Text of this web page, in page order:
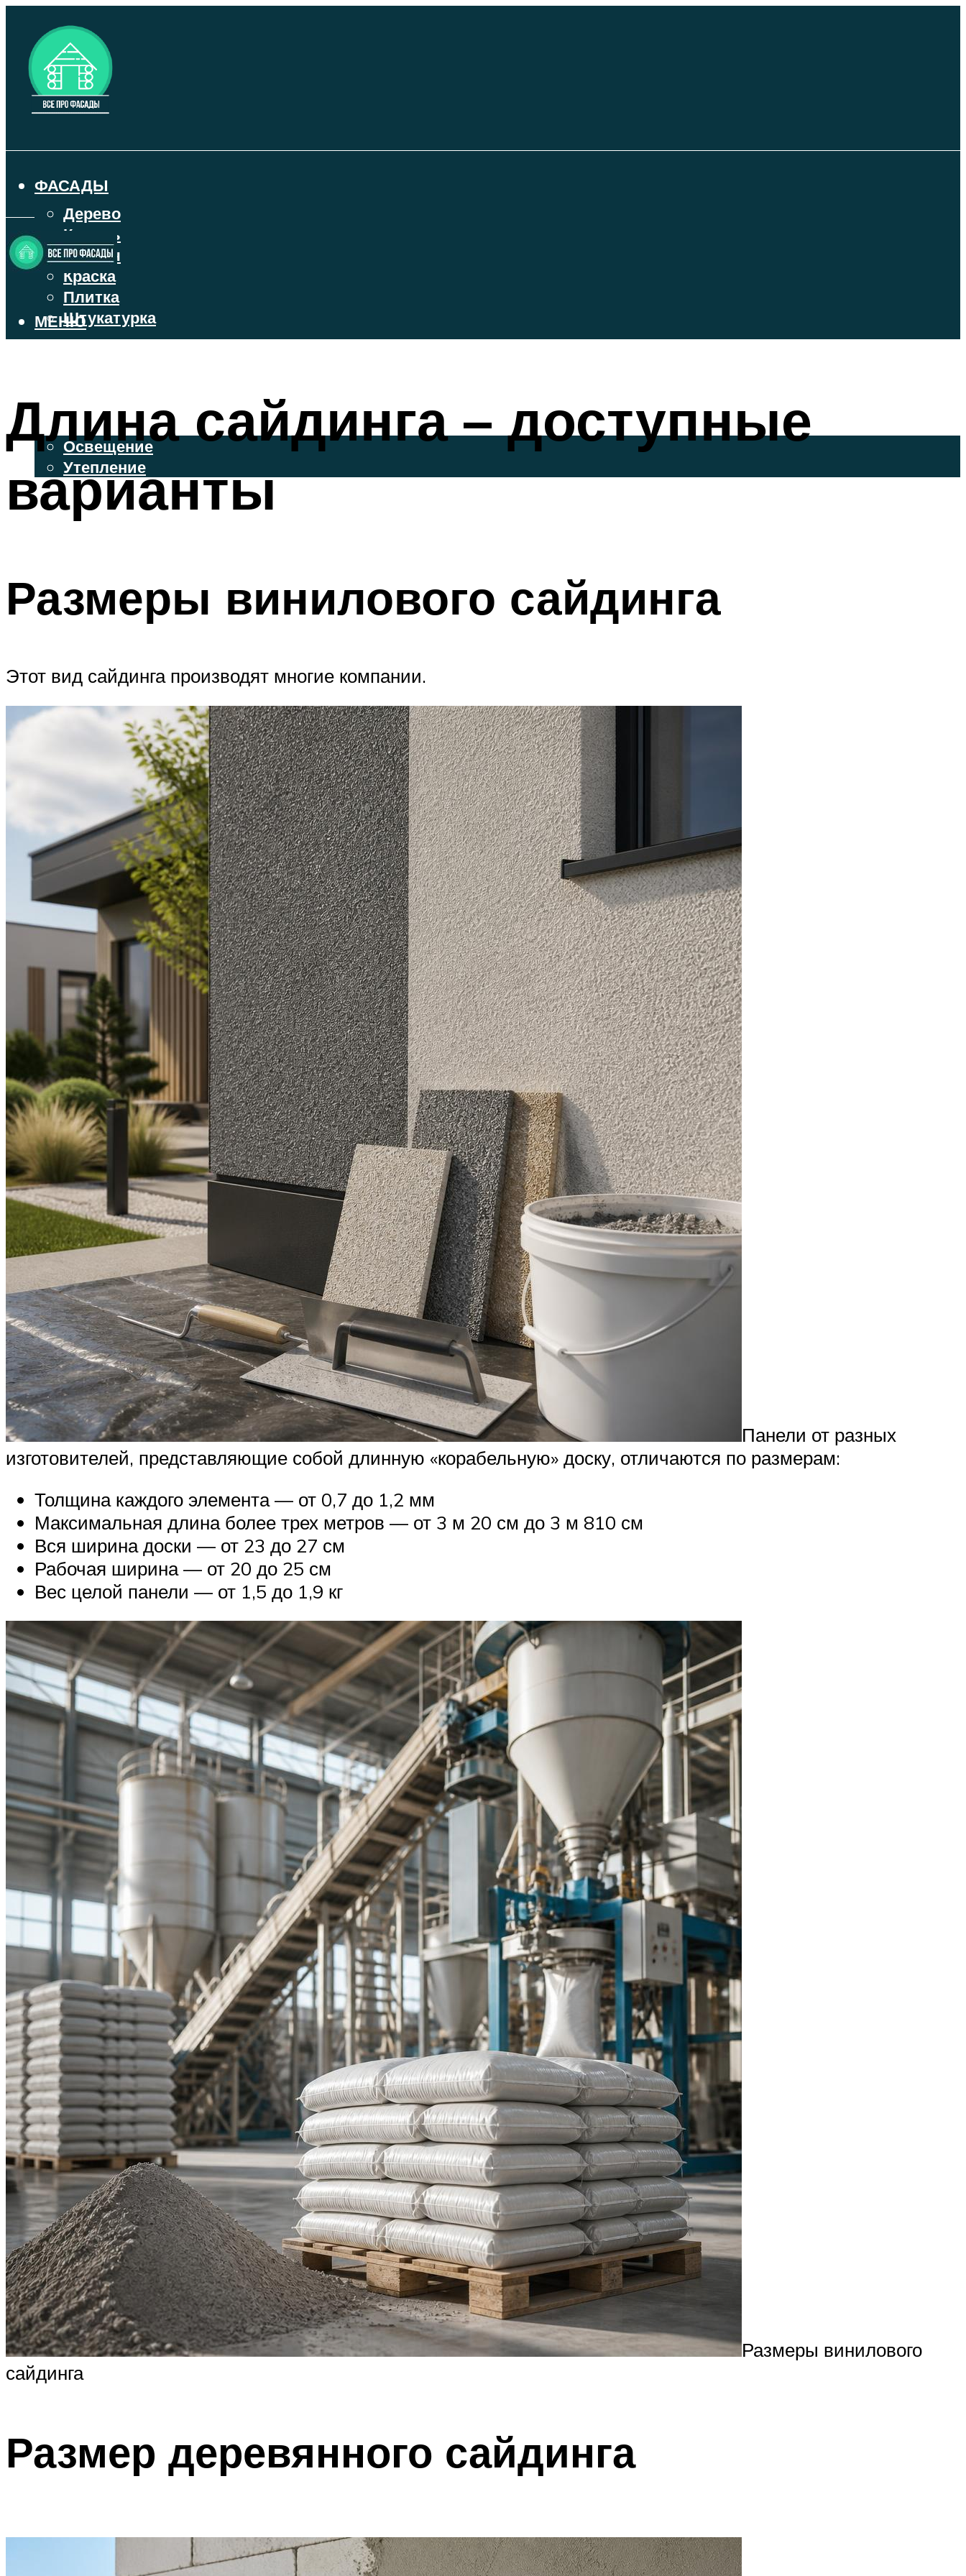
ФАСАДЫ
Дерево
Камень
Кирпич
Краска
Плитка
Штукатурка
ВЕНТИЛИРУЕМЫЕ ФАСАДЫ
ОСВЕЩЕНИЕ И УТЕПЛЕНИЕ
Освещение
Утепление
ДЕКОР
МЕНЮ
Длина сайдинга – доступные
варианты
Размеры винилового сайдинга
Этот вид сайдинга производят многие компании.
Панели от разных
изготовителей, представляющие собой длинную «корабельную» доску, отличаются по размерам:
Толщина каждого элемента — от 0,7 до 1,2 мм
Максимальная длина более трех метров — от 3 м 20 см до 3 м 810 см
Вся ширина доски — от 23 до 27 см
Рабочая ширина — от 20 до 25 см
Вес целой панели — от 1,5 до 1,9 кг
Размеры винилового
сайдинга
Размер деревянного сайдинга